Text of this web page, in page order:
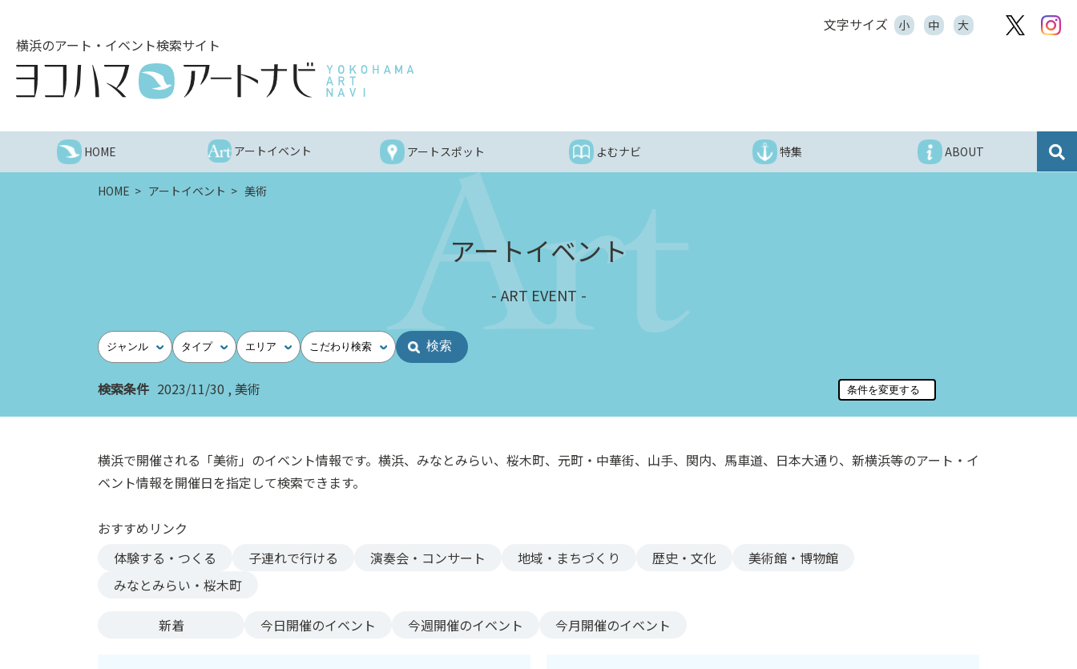
へ
文字サイズ 小 中 大
横浜のアート・イベント検索サイト
HOME アートイベント アートスポット よむナビ 特集 ABOUT
HOME アートイベント 美術
アートイベント
ART EVENT
ジャンル タイプ エリア こだわり検索
検索条件 2023/11/30 美術
横浜で開催される「美術」のイベント情報です。横浜、みなとみらい、桜木町、元町・中華街、山手、関内、馬車道、日本大通り、新横浜等のアート・イ
ベント情報を開催日を指定して検索できます。
おすすめリンク
体験する・つくる
子連れで行ける 演奏会・コンサート 地域・まちづくり 歴史・文化
美術館・博物館
みなとみらい・桜木町
新着 今日開催のイベント 今週開催のイベント 今月開催のイベント